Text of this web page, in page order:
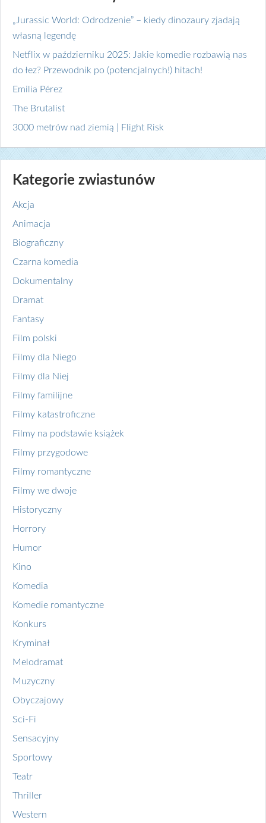
„Jurassic World: Odrodzenie” – kiedy dinozaury zjadają
własną legendę
Netflix w październiku 2025: Jakie komedie rozbawią nas
do łez? Przewodnik po (potencjalnych!) hitach!
Emilia Pérez
The Brutalist
3000 metrów nad ziemią | Flight Risk
Kategorie zwiastunów
Akcja
Animacja
Biograficzny
Czarna komedia
Dokumentalny
Dramat
Fantasy
Film polski
Filmy dla Niego
Filmy dla Niej
Filmy familijne
Filmy katastroficzne
Filmy na podstawie książek
Filmy przygodowe
Filmy romantyczne
Filmy we dwoje
Historyczny
Horrory
Humor
Kino
Komedia
Komedie romantyczne
Konkurs
Kryminał
Melodramat
Muzyczny
Obyczajowy
Sci-Fi
Sensacyjny
Sportowy
Teatr
Thriller
Western